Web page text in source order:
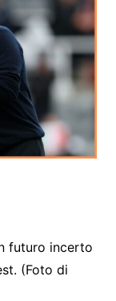
futuro incerto
(Foto di